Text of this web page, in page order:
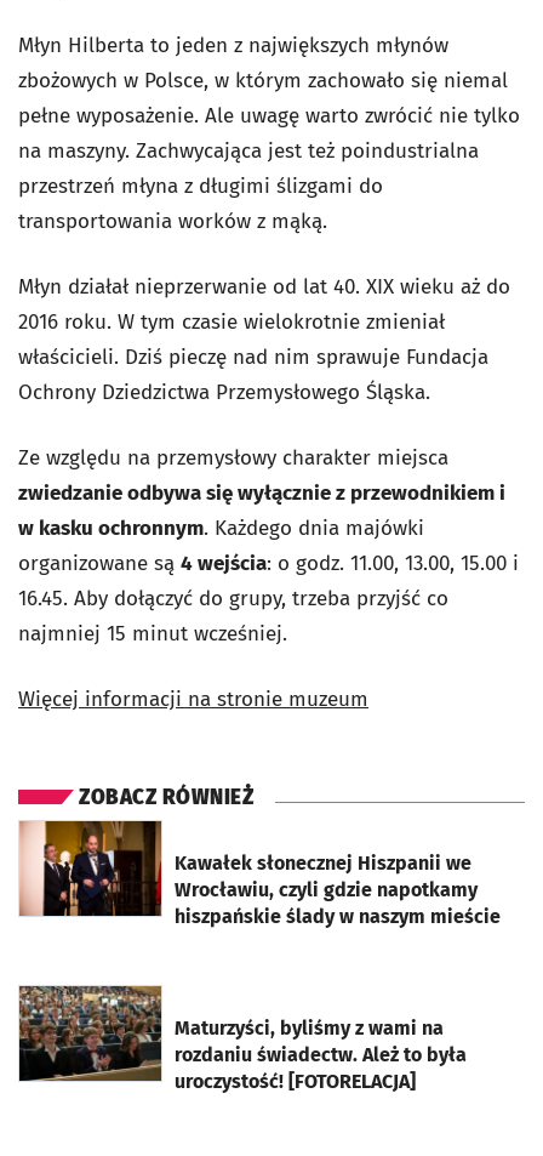
Młyn Hilberta to jeden z największych młynów
zbożowych w Polsce, w którym zachowało się niemal
pełne wyposażenie. Ale uwagę warto zwrócić nie tylko
na maszyny. Zachwycająca jest też poindustrialna
przestrzeń młyna z długimi ślizgami do
transportowania worków z mąką.
Młyn działał nieprzerwanie od lat 40. XIX wieku aż do
2016 roku. W tym czasie wielokrotnie zmieniał
właścicieli. Dziś pieczę nad nim sprawuje Fundacja
Ochrony Dziedzictwa Przemysłowego Śląska.
Ze względu na przemysłowy charakter miejsca
zwiedzanie odbywa się wyłącznie z przewodnikiem i
w kasku ochronnym. Każdego dnia majówki
organizowane są 4 wejścia: o godz. 11.00, 13.00, 15.00 i
16.45. Aby dołączyć do grupy, trzeba przyjść co
najmniej 15 minut wcześniej.
Więcej informacji na stronie muzeum
ZOBACZ RÓWNIEŻ
Kawałek słonecznej Hiszpanii we
Wrocławiu, czyli gdzie napotkamy
hiszpańskie ślady w naszym mieście
otworzy się w nowej karcie
Maturzyści, byliśmy z wami na
rozdaniu świadectw. Ależ to była
uroczystość! [FOTORELACJA]
otworzy się w nowej karcie